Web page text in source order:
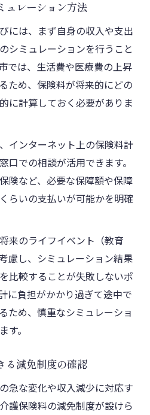
ュレーション方法
には、まず自身の収入や支出
シミュレーションを行うこと
では、生活費や医療費の上昇
ため、保険料が将来的にどの
に計算しておく必要がありま
インターネット上の保険料計
口での相談が活用できます。
険など、必要な保障額や保障
らいの支払いが可能かを明確
来のライフイベント（教育
慮し、シミュレーション結果
比較することが失敗しないポ
に負担がかかり過ぎて途中で
ため、慎重なシミュレーショ
す。
る減免制度の確認
急な変化や収入減少に対応す
護保険料の減免制度が設けら